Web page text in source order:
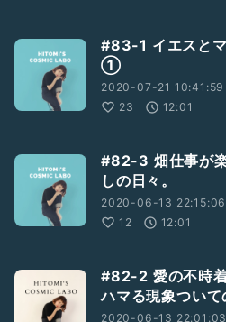
#83-1 イエスと
①
2020-07-21 10:41:59
23
12:01
#82-3 畑仕事が
しの日々。
2020-06-13 22:15:06
12
12:01
#82-2 愛の不時
ハマる現象つい
2020-06-13 22:01:03